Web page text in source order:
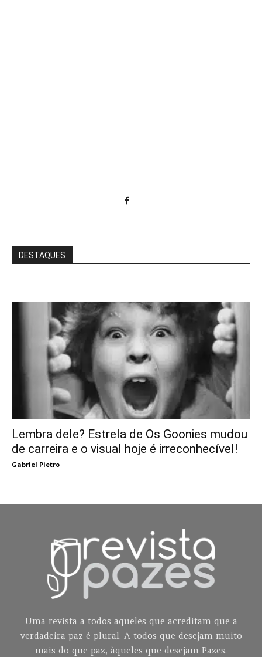
DESTAQUES
Lembra dele? Estrela de Os Goonies mudou
de carreira e o visual hoje é irreconhecível!
Gabriel Pietro
Uma revista a todos aqueles que acreditam que a
verdadeira paz é plural. A todos que desejam muito
mais do que paz, àqueles que desejam Pazes.